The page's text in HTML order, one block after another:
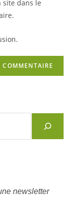
site dans le
newsletter